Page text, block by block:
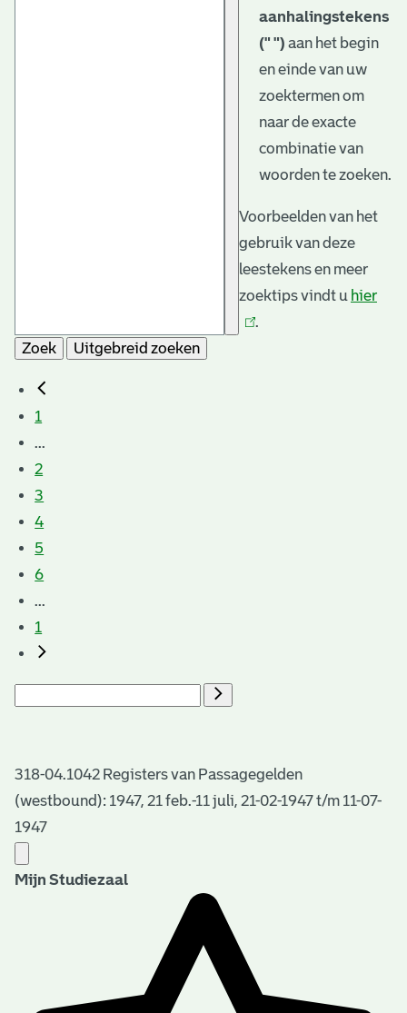
aanhalingstekens
(" ") aan het begin
en einde van uw
zoektermen om
naar de exacte
combinatie van
woorden te zoeken.
Voorbeelden van het
gebruik van deze
leestekens en meer
zoektips vindt u hier
.
Zoek
Uitgebreid zoeken
1
...
2
3
4
5
6
...
1
318-04.1042 Registers van Passagegelden
(westbound): 1947, 21 feb.-11 juli, 21-02-1947 t/m 11-07-
1947
Mijn Studiezaal